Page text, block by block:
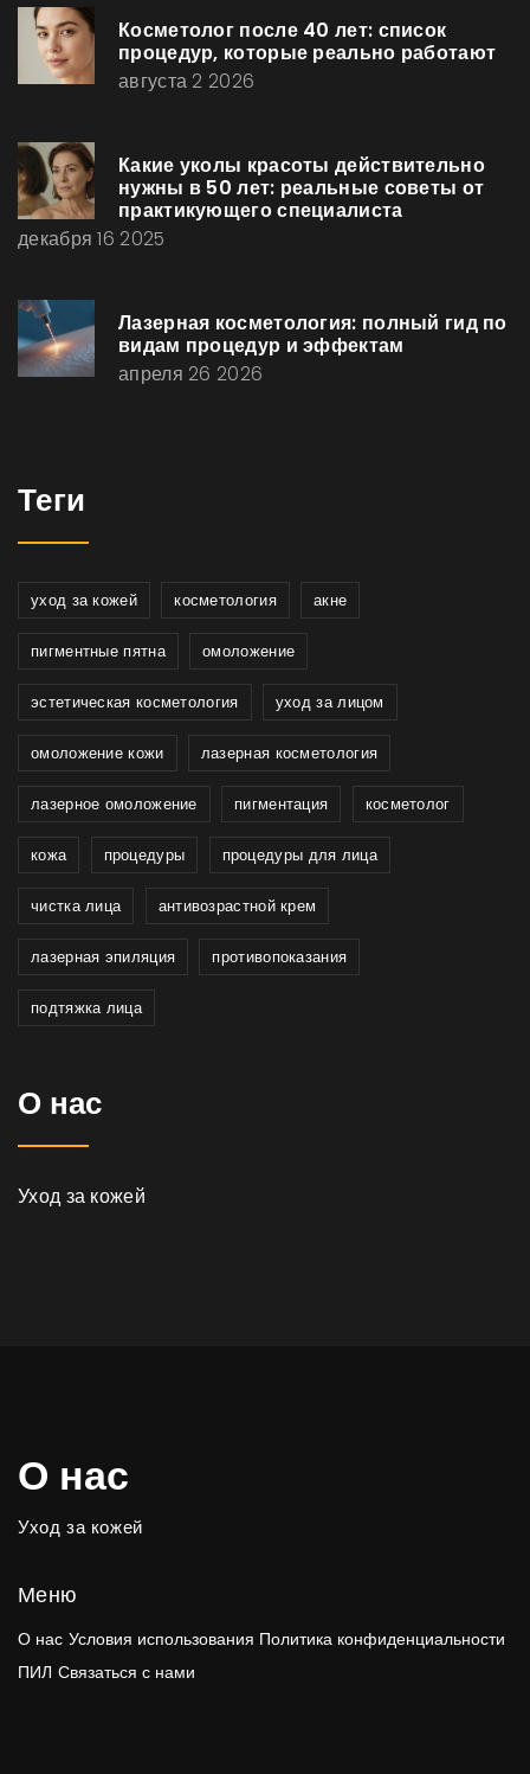
Косметолог после 40 лет: список
процедур, которые реально работают
августа 2 2026
Какие уколы красоты действительно
нужны в 50 лет: реальные советы от
практикующего специалиста
декабря 16 2025
Лазерная косметология: полный гид по
видам процедур и эффектам
апреля 26 2026
Теги
уход за кожей косметология акне
пигментные пятна омоложение
эстетическая косметология уход за лицом
омоложение кожи лазерная косметология
лазерное омоложение пигментация косметолог
кожа процедуры процедуры для лица
чистка лица антивозрастной крем
лазерная эпиляция противопоказания
подтяжка лица
О нас
Уход за кожей
О нас
Уход за кожей
Меню
О нас Условия использования Политика конфиденциальности
ПИЛ Связаться с нами